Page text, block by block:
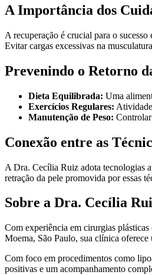
A Importância dos
A recuperação é crucial para o
Evitar cargas excessivas na
Prevenindo o Retorno
Dieta Equilibrada: Uma
Exercícios Regulares:
Manutenção de Peso:
Conexão entre as
A Dra. Cecília Ruiz adota tecnologias
retração da pele promovida por essas
Sobre a Dra. Cecília
Com experiência em cirurgias
Moema, São Paulo, sua clínica oferece
Com foco em procedimentos como
positivas e um acompanhamento